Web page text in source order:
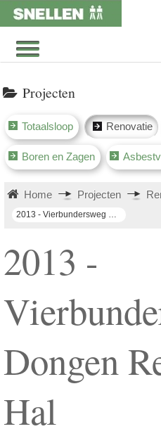
Projecten
Totaalsloop Renovatie
Boren en Zagen
Home Projecten
2013 - Vierbundersweg Dongen Renovatie Hal
2013 -
Dongen
Hal